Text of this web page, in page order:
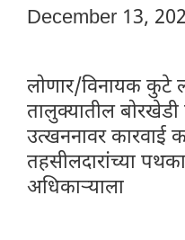
December 13,
लोणार/विनायक कुटे
तालुक्यातील
उत्खननावर कारवाई
तहसीलदारांच्या
अधिकाऱ्याला